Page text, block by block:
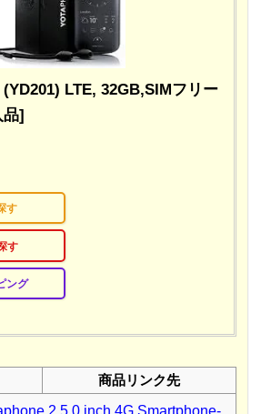
LTE, 32GB,SIMフリー
品]
す
す
ング
商品リンク先
2 5.0 inch 4G Smartphone-